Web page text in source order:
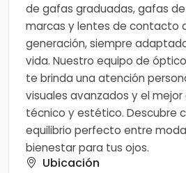
de gafas graduadas, gafas
marcas y lentes de contacto
generación, siempre
vida. Nuestro equipo de
te brinda una atención
visuales avanzados y el
técnico y estético. Descubre
equilibrio perfecto entre
bienestar para tus ojos.
Ubicación